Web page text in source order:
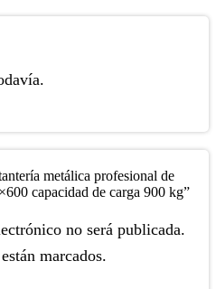
metálica profesional de
capacidad de carga 900 kg”
no será publicada.
marcados.